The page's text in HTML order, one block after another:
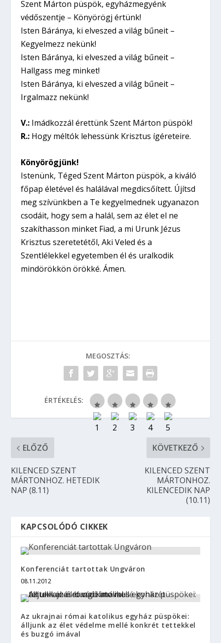
Szent Márton püspök, egyházmegyénk
védőszentje – Könyörögj értünk!
Isten Báránya, ki elveszed a világ bűneit –
Kegyelmezz nekünk!
Isten Báránya, ki elveszed a világ bűneit –
Hallgass meg minket!
Isten Báránya, ki elveszed a világ bűneit –
Irgalmazz nekünk!
V.: Imádkozzál érettünk Szent Márton püspök!
R.: Hogy méltók lehessünk Krisztus ígéreteire.
Könyörögjünk!
Istenünk, Téged Szent Márton püspök, a kiváló
főpap életével és halálával megdicsőített. Újítsd
meg szívünkben a Te kegyelmednek ugyanazon
csodáit, hogy sem a halál, sem az élet el ne
szakíthasson minket Fiad, a mi Urunk Jézus
Krisztus szeretetétől, Aki Veled és a
Szentlélekkel egyetemben él és uralkodik
mindörökkön örökké. Ámen.
MEGOSZTÁS:
ÉRTÉKELÉS:
ELŐZŐ
KILENCED SZENT
MÁRTONHOZ. HETEDIK
NAP (8.11)
KÖVETKEZŐ
KILENCED SZENT
MÁRTONHOZ.
KILENCEDIK NAP
(10.11)
KAPCSOLÓDÓ CIKKEK
Konferenciát tartottak Ungváron
08.11.2012
Az ukrajnai római katolikus egyház püspökei:
álljunk az élet védelme mellé konkrét tettekkel
és buzgó imával